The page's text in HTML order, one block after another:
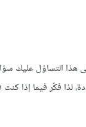
هذا التساؤل عليك
لذا فكّر فيما إذا